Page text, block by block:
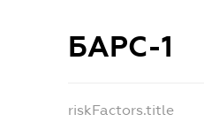
БАРС-1
riskFactors.title